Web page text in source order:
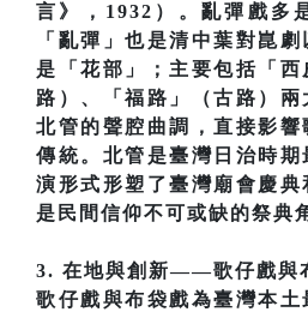
言》，1932）。亂彈戲多
「亂彈」也是清中葉對崑
是「花部」；主要包括「
路）、「福路」（古路）兩
北管的聲腔曲調，直接影
傳統。北管是臺灣日治時
演形式形塑了臺灣廟會慶
是民間信仰不可或缺的祭典
3. 在地與創新——歌仔戲與
歌仔戲與布袋戲為臺灣本